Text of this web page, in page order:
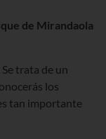
de Mirandaola
Se trata de un
los
tan importante